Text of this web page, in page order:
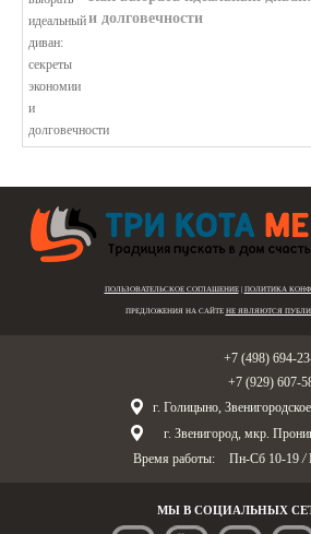
и долговечности
ПОЛЬЗОВАТЕЛЬСКОЕ СОГЛАШЕНИЕ| ПОЛИТИКА
ПРЕДЛОЖЕНИЯ НА САЙТЕ НЕ ЯВЛЯЮТСЯ
+7 (498) 694-
+7 (929) 607-
г. Голицыно,
г. Звенигород, мкр.
Время работы:
Пн-Сб 10-19 /
МЫ В СОЦИАЛЬНЫХ